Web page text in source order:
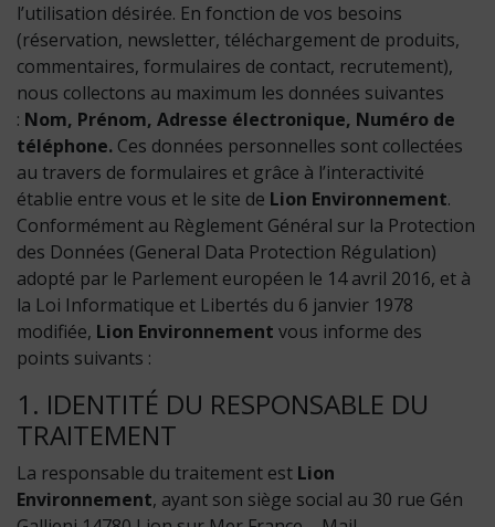
l’utilisation désirée. En fonction de vos besoins
(réservation, newsletter, téléchargement de produits,
commentaires, formulaires de contact, recrutement),
nous collectons au maximum les données suivantes
: Nom, Prénom, Adresse électronique, Numéro de
téléphone. Ces données personnelles sont collectées
au travers de formulaires et grâce à l’interactivité
établie entre vous et le site de Lion Environnement.
Conformément au Règlement Général sur la Protection
des Données (General Data Protection Régulation)
adopté par le Parlement européen le 14 avril 2016, et à
la Loi Informatique et Libertés du 6 janvier 1978
modifiée, Lion Environnement vous informe des
points suivants :
1. IDENTITÉ DU RESPONSABLE DU
TRAITEMENT
La responsable du traitement est Lion
Environnement, ayant son siège social au 30 rue Gén